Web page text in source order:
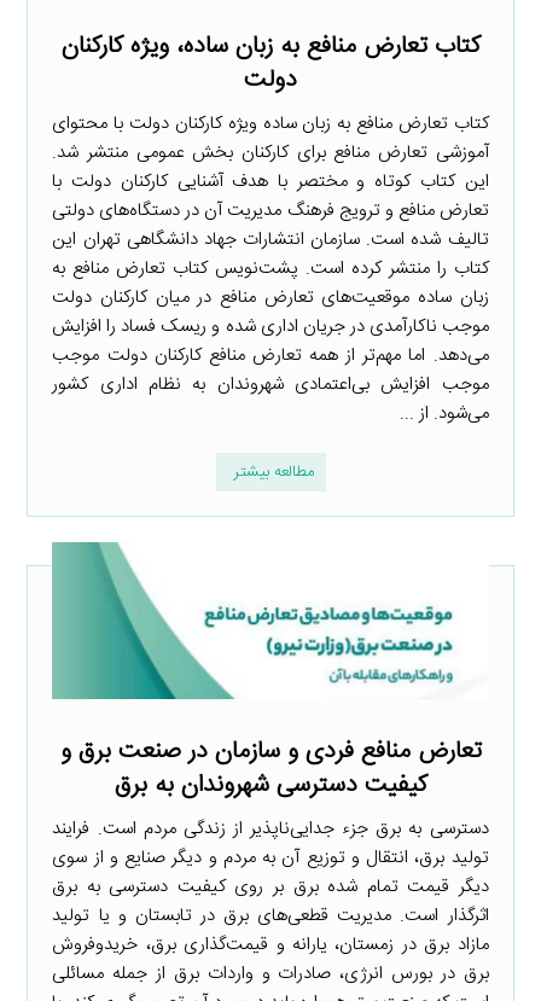
کتاب تعارض منافع به زبان ساده، ویژه کارکنان
دولت
کتاب تعارض منافع به زبان ساده ویژه کارکنان دولت با محتوای
آموزشی تعارض منافع برای کارکنان بخش عمومی منتشر شد.
این کتاب کوتاه و مختصر با هدف آشنایی کارکنان دولت با
تعارض منافع و ترویج فرهنگ مدیریت آن در دستگاه‌های دولتی
تالیف شده است. سازمان انتشارات جهاد دانشگاهی تهران این
کتاب را منتشر کرده است. پشت‌نویس کتاب تعارض منافع به
زبان ساده موقعیت‌های تعارض منافع در میان کارکنان دولت
موجب ناکارآمدی در جریان اداری شده و ریسک فساد را افزایش
می‌دهد. اما مهم‌تر از همه تعارض منافع کارکنان دولت موجب
موجب افزایش بی‌اعتمادی شهروندان به نظام اداری کشور
می‌شود. از ...
مطالعه بیشتر
تعارض منافع فردی و سازمان در صنعت برق و
کیفیت دسترسی شهروندان به برق
دسترسی به برق جزء جدایی‌ناپذیر از زندگی مردم است. فرایند
تولید برق، انتقال و توزیع آن به مردم و دیگر صنایع و از سوی
دیگر قیمت تمام شده برق بر روی کیفیت دسترسی به برق
اثرگذار است. مدیریت قطعی‌های برق در تابستان و یا تولید
مازاد برق در زمستان، یارانه و قیمت‌گذاری برق، خریدوفروش
برق در بورس انرژی، صادرات و واردات برق از جمله مسائلی